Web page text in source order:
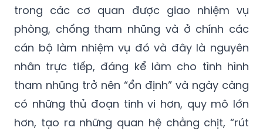
trong các cơ quan được giao nhiệm vụ
phòng, chống tham nhũng và ở chính các
cán bộ làm nhiệm vụ đó và đây là nguyên
nhân trực tiếp, đáng kể làm cho tình hình
tham nhũng trở nên “ổn định” và ngày càng
có những thủ đoạn tinh vi hơn, quy mô lớn
hơn, tạo ra những quan hệ chằng chịt, “rút